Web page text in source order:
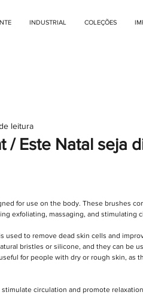
INDUSTRIAL COLEÇÕES
/ Este Natal seja
leitura
for use on the body. These brushes
exfoliating, massaging, and stimulating
to remove dead skin cells and
bristles or silicone, and they can be
for people with dry or rough skin, as
circulation and promote